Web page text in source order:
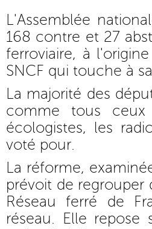
L'Assemblée
168 contre et 27
ferroviaire, à
SNCF qui touche à
La majorité des
comme tous
écologistes, les
voté pour.
La réforme,
prévoit de regrouper
Réseau ferré de
réseau. Elle repose